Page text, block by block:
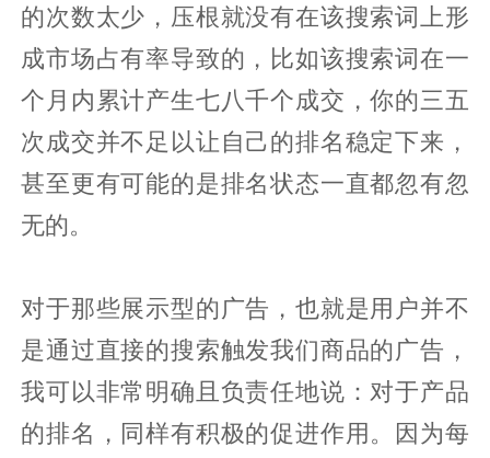
的次数太少，压根就没有在该搜索词上形
成市场占有率导致的，比如该搜索词在一
个月内累计产生七八千个成交，你的三五
次成交并不足以让自己的排名稳定下来，
甚至更有可能的是排名状态一直都忽有忽
无的。
对于那些展示型的广告，也就是用户并不
是通过直接的搜索触发我们商品的广告，
我可以非常明确且负责任地说：对于产品
的排名，同样有积极的促进作用。因为每